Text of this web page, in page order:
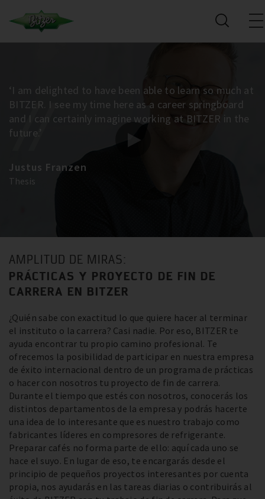
‘I am delighted to have been able to learn so much at
BITZER. I see my time here as a career springboard
and I can certainly imagine working at BITZER in the
future.’
Justus Franzen
Thesis
AMPLITUD DE MIRAS:
PRÁCTICAS Y PROYECTO DE FIN DE
CARRERA EN BITZER
¿Quién sabe con exactitud lo que quiere hacer al terminar
el instituto o la carrera? Casi nadie. Por eso, BITZER te
ayuda encontrar tu propio camino profesional. Te
ofrecemos la posibilidad de participar en nuestra empresa
de éxito internacional dentro de un programa de prácticas
o hacer con nosotros tu proyecto de fin de carrera.
Durante el tiempo que estés con nosotros, conocerás los
distintos departamentos de la empresa y podrás hacerte
una idea de lo interesante que es nuestro trabajo como
fabricantes líderes en compresores de refrigerante.
Preparar cafés no forma parte de ello: aquí cada uno se
hace el suyo. En lugar de eso, te encargarás desde el
principio de pequeños proyectos interesantes por cuenta
propia, nos ayudarás en las tareas diarias o contribuirás al